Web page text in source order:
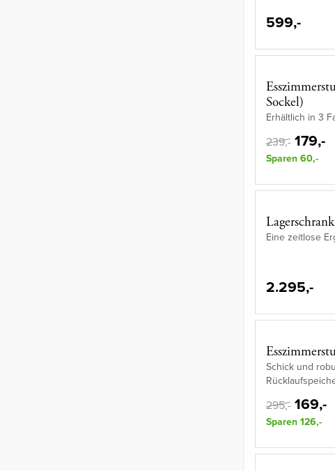
599,-
Sockel)
Erhältlich in 3
239,- 179,-
Sparen 60,-
Eine zeitlose
2.295,-
Schick und
295,- 169,-
Sparen 126,-